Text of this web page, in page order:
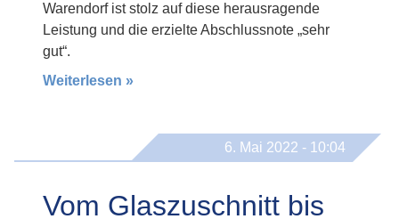
Warendorf ist stolz auf diese herausragende
Leistung und die erzielte Abschlussnote „sehr
gut“.
Weiterlesen »
6. Mai 2022 - 10:04
Vom Glaszuschnitt bis